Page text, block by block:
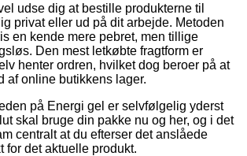
udse dig at bestille produkterne til
privat eller ud på dit arbejde. Metoden
en kende mere pebret, men tillige
Den mest letkøbte fragtform er
henter ordren, hvilket dog beroer på at
af online butikkens lager.
på Energi gel er selvfølgelig yderst
skal bruge din pakke nu og her, og i det
centralt at du efterser det anslåede
for det aktuelle produkt.